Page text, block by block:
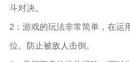
斗对决。
2：游戏的玩法非常简单，在运
位。防止被敌人击倒。